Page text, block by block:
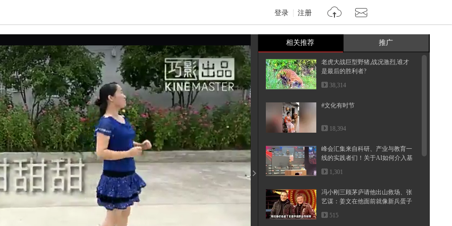
登录 注册
亮度
相关推荐 推广
老虎大战巨型野猪,战况激烈,谁才
是最后的胜利者?
38,314
#文化有时节
18,394
峰会汇集来自科研、产业与教育一
线的实践者们！关于AI如何介入基
础...
1,301
冯小刚三顾茅庐请他出山救场、张
艺谋：姜文在他面前就像新兵蛋子
515